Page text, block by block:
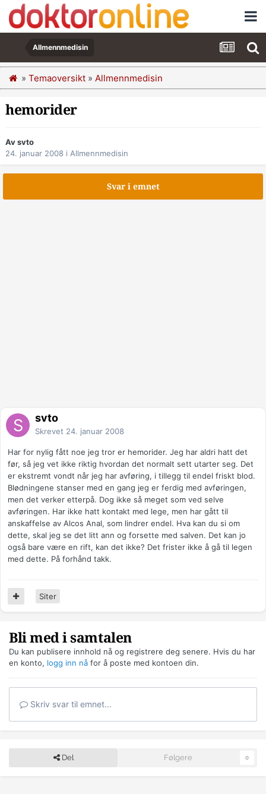
Allmennmedisin
» Temaoversikt » Allmennmedisin
hemorider
Av svto
24. januar 2008 i Allmennmedisin
Svar i emnet
svto
Skrevet 24. januar 2008
Har for nylig fått noe jeg tror er hemorider. Jeg har aldri hatt det
før, så jeg vet ikke riktig hvordan det normalt sett utarter seg. Det
er ekstremt vondt når jeg har avføring, i tillegg til endel friskt blod.
Blødningene stanser med en gang jeg er ferdig med avføringen,
men det verker etterpå. Dog ikke så meget som ved selve
avføringen. Har ikke hatt kontakt med lege, men har gått til
anskaffelse av Alcos Anal, som lindrer endel. Hva kan du si om
dette, skal jeg se det litt ann og forsette med salven. Det kan jo
også bare være en rift, kan det ikke? Det frister ikke å gå til legen
med dette. På forhånd takk.
Siter
Bli med i samtalen
Du kan publisere innhold nå og registrere deg senere. Hvis du har
en konto, logg inn nå for å poste med kontoen din.
Skriv svar til emnet...
Del Følgere 0